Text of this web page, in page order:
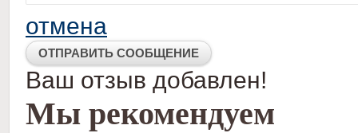
отмена
Ваш отзыв добавлен!
Мы рекомендуем